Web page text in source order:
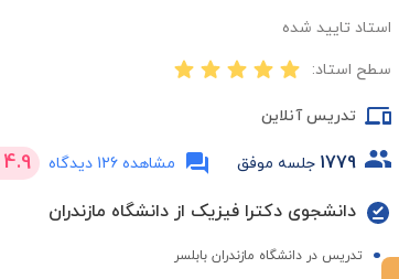
استاد تایید شده
سطح استاد:
تدریس آنلاین
1779 جلسه موفق مشاهده 126 دیدگاه 4.9
دانشجوی دکترا فیزیک از دانشگاه مازندران
تدریس در دانشگاه مازندران بابلسر